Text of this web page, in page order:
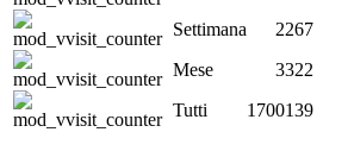
Settimana
2267
Mese
3322
Tutti
1700139